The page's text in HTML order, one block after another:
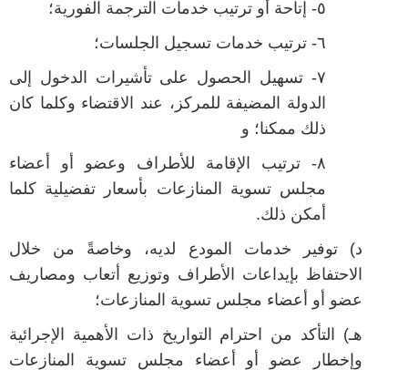
٥- إتاحة أو ترتيب خدمات الترجمة الفورية؛
٦- ترتيب خدمات تسجيل الجلسات؛
٧- تسهيل الحصول على تأشيرات الدخول إلى
الدولة المضيفة للمركز، عند الاقتضاء وكلما كان
ذلك ممكنا؛ و
٨- ترتيب الإقامة للأطراف وعضو أو أعضاء
مجلس تسوية المنازعات بأسعار تفضيلية كلما
أمكن ذلك.
د) توفير خدمات المودع لديه، وخاصةً من خلال
الاحتفاظ بإيداعات الأطراف وتوزيع أتعاب ومصاريف
عضو أو أعضاء مجلس تسوية المنازعات؛
هـ) التأكد من احترام التواريخ ذات الأهمية الإجرائية
وإخطار عضو أو أعضاء مجلس تسوية المنازعات